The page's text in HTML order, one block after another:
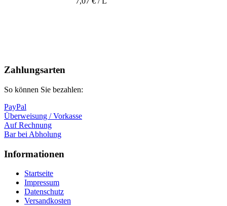
oben
Zahlungsarten
So können Sie bezahlen:
PayPal
Überweisung / Vorkasse
Auf Rechnung
Bar bei Abholung
Informationen
Startseite
Impressum
Datenschutz
Versandkosten